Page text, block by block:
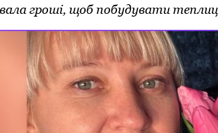
гроші, щоб побудувати